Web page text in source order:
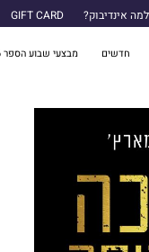
למה אינדיבוק? GIFT CARD
חדשים מבצעי שבוע הספר 2026